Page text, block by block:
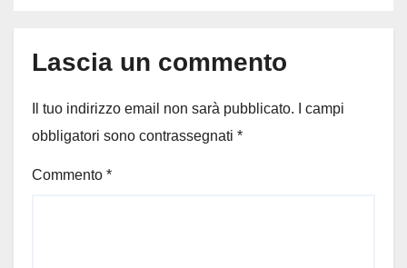
Lascia un commento
Il tuo indirizzo email non sarà pubblicato.
I campi
obbligatori sono contrassegnati *
Commento *